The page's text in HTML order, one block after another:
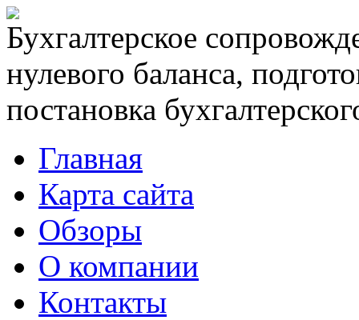
Бухгалтерское
нулевого баланса,
постановка
Главная
Карта сайта
Обзоры
О компании
Контакты